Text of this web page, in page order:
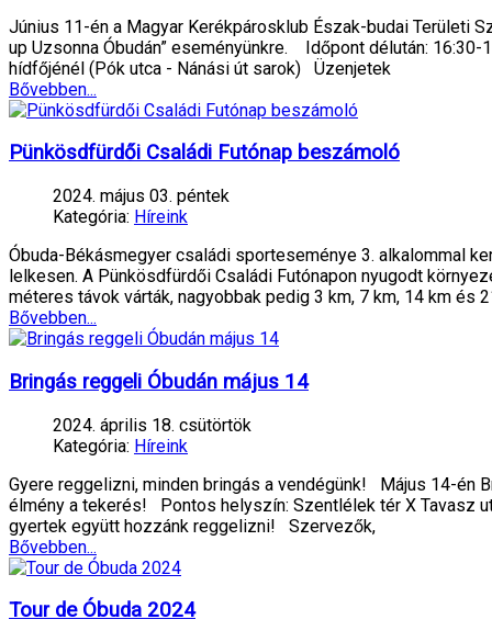
Június 11-én a Magyar Kerékpárosklub Észak-budai Területi
up Uzsonna Óbudán” eseményünkre. Időpont délután:
hídfőjénél (Pók utca - Nánási út sarok) Üzenjetek
Bővebben...
Pünkösdfürdői Családi Futónap beszámoló
2024. május 03. péntek
Kategória: Híreink
Óbuda-Békásmegyer családi sporteseménye 3. alkalommal
lelkesen. A Pünkösdfürdői Családi Futónapon nyugodt
méteres távok várták, nagyobbak pedig 3 km, 7 km, 14 km és
Bővebben...
Bringás reggeli Óbudán május 14
2024. április 18. csütörtök
Kategória: Híreink
Gyere reggelizni, minden bringás a vendégünk! Május 14-én
élmény a tekerés!️ Pontos helyszín: Szentlélek tér X Tavasz
gyertek együtt hozzánk reggelizni! Szervezők,
Bővebben...
Tour de Óbuda 2024